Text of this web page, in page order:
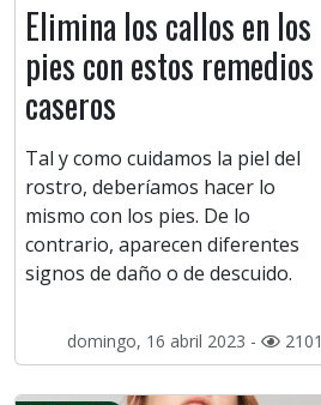
Elimina los callos en los
pies con estos remedios
caseros
Tal y como cuidamos la piel del
rostro, deberíamos hacer lo
mismo con los pies. De lo
contrario, aparecen diferentes
signos de daño o de descuido.
domingo, 16 abril 2023 - 2101